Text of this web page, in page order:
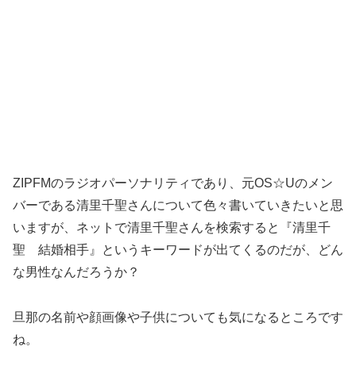
ZIPFMのラジオパーソナリティであり、元OS☆Uのメン
バーである清里千聖さんについて色々書いていきたいと思
いますが、ネットで清里千聖さんを検索すると『清里千
聖 結婚相手』というキーワードが出てくるのだが、どん
な男性なんだろうか？
旦那の名前や顔画像や子供についても気になるところです
ね。